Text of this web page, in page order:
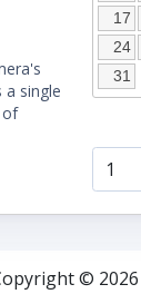
single
of
17
24
31
© 2026